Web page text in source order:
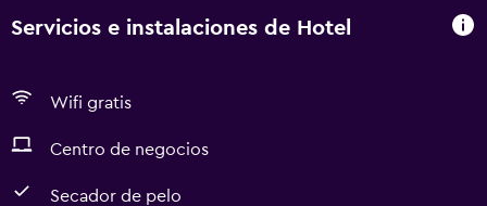
Servicios e instalaciones de Hotel
Wifi gratis
Centro de negocios
Secador de pelo